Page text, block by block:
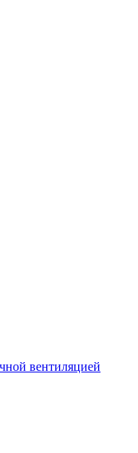
вентиляцией